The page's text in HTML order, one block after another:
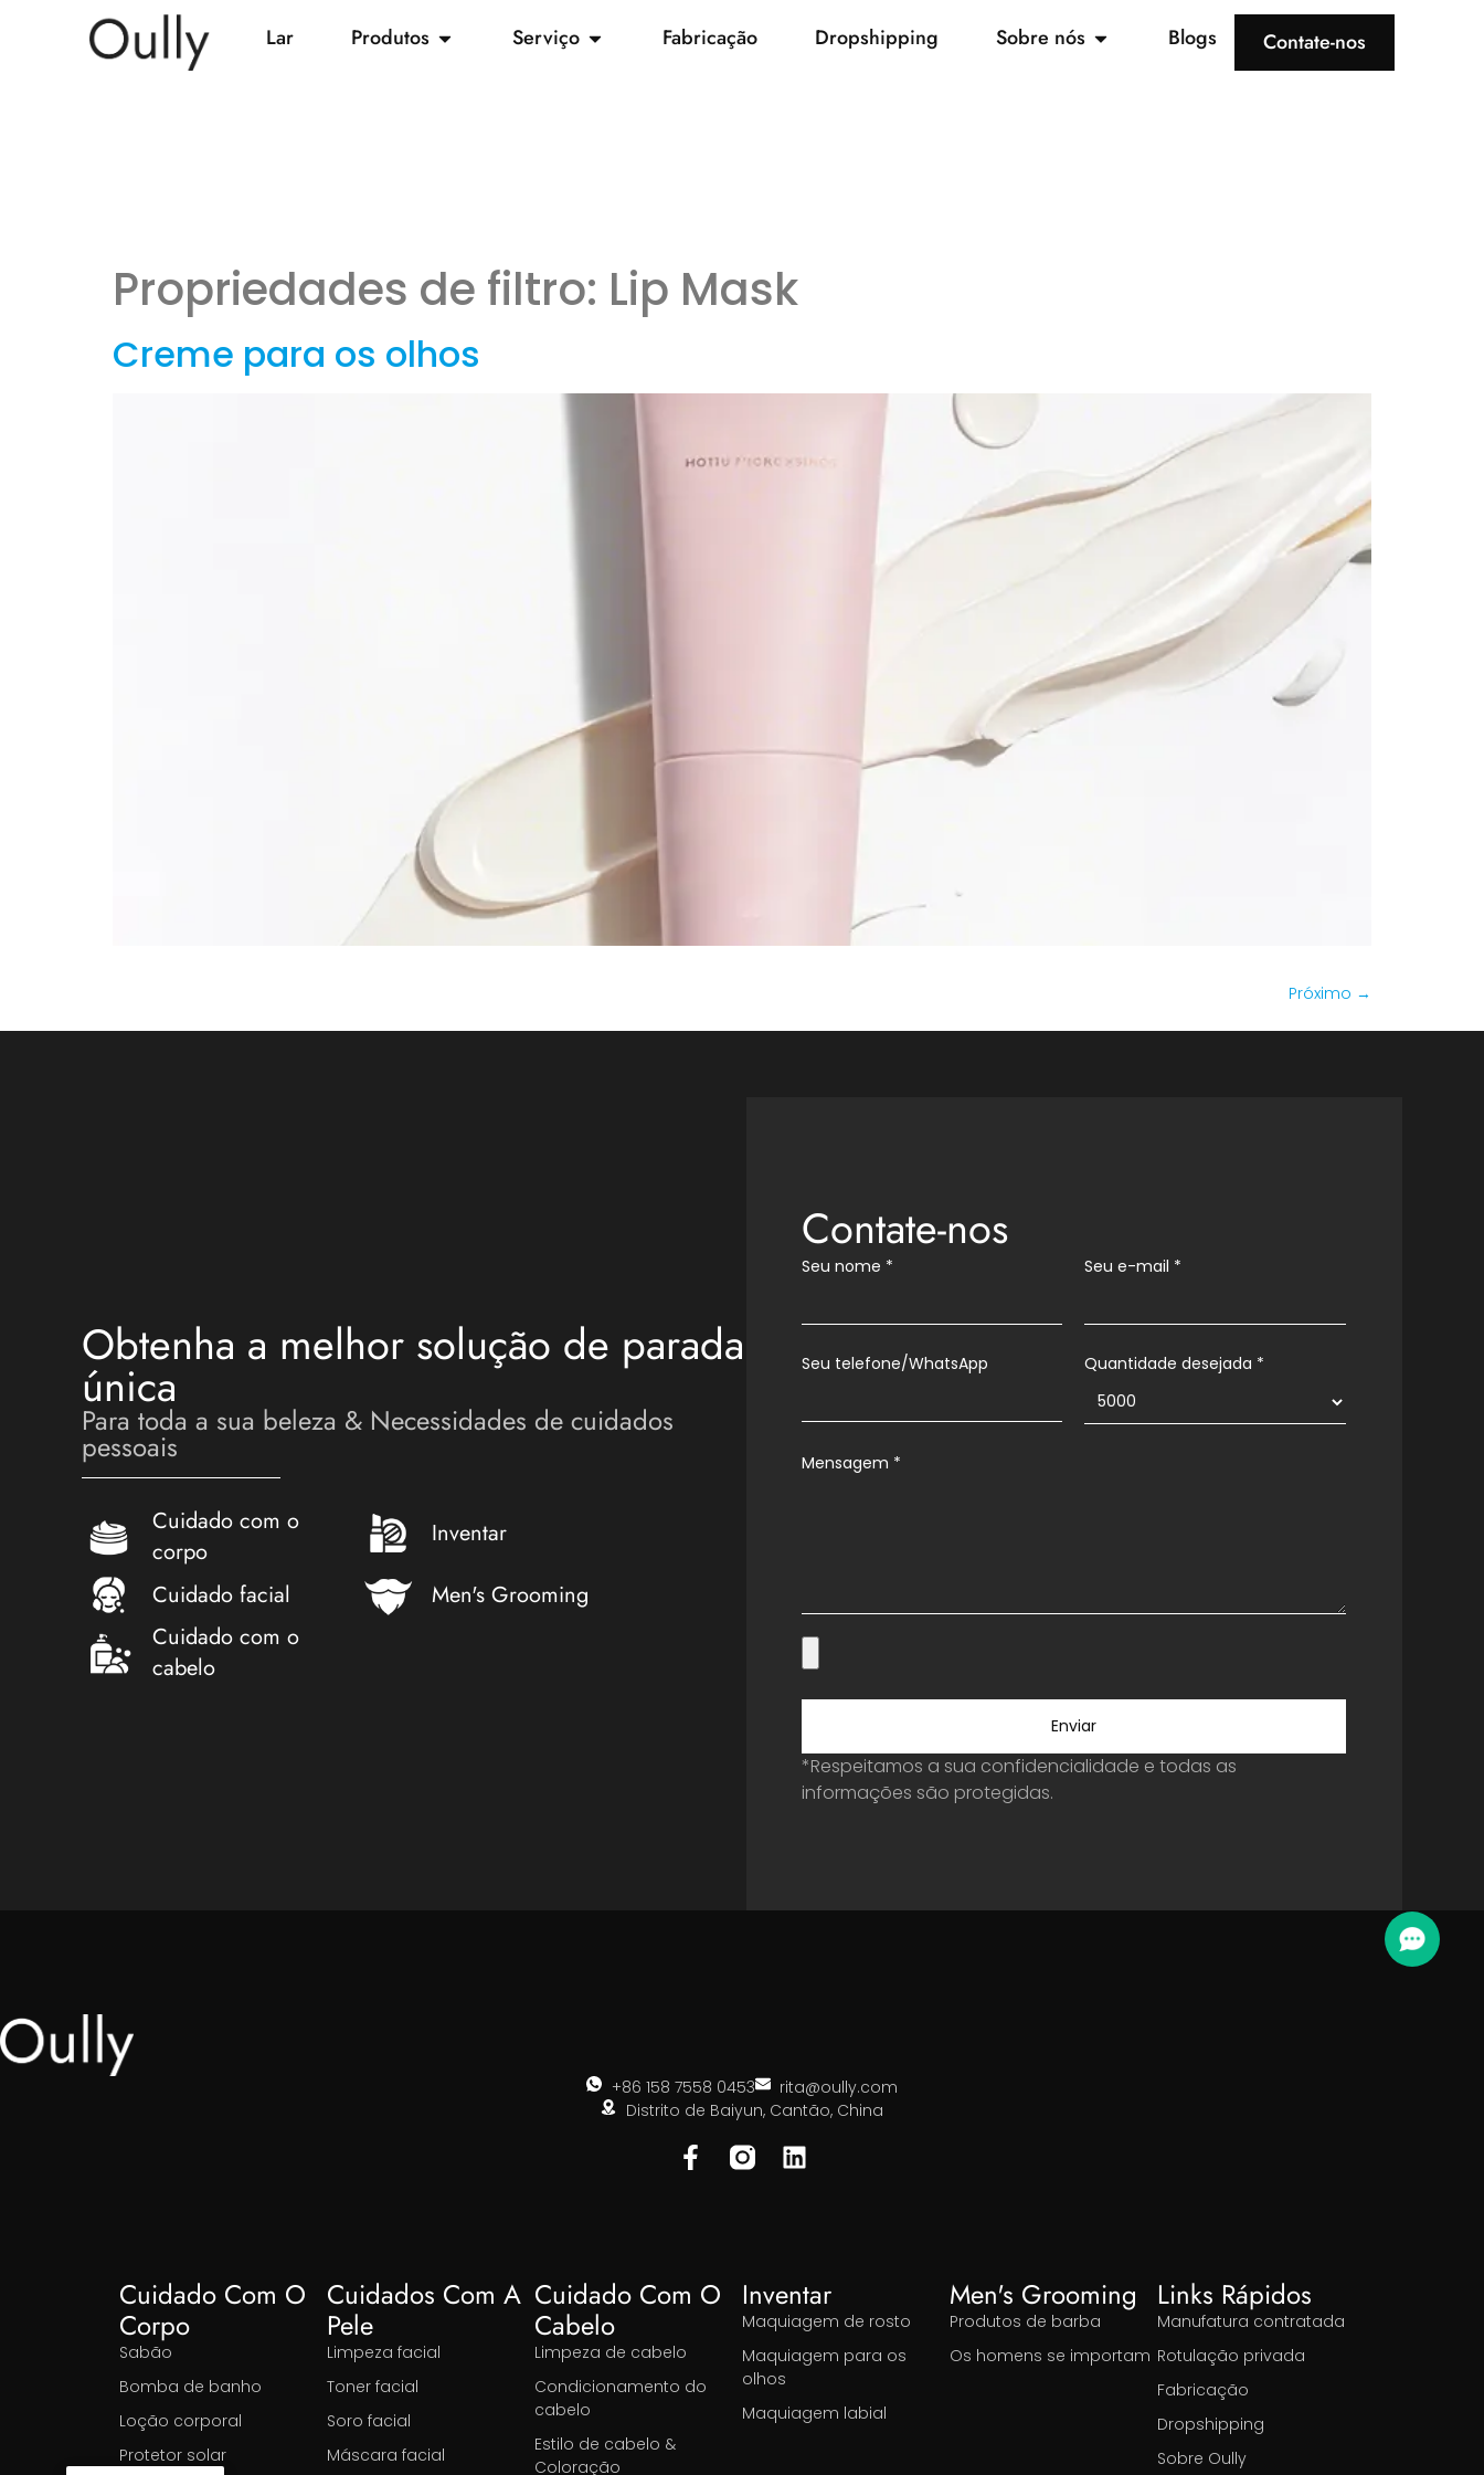
Lar Produtos Serviço Fabricação Dropshipping Sobre nós Blogs Contate-nos
Propriedades de filtro: Lip Mask
Creme para os olhos
Próximo →
Obtenha a melhor solução de parada
única
Para toda a sua beleza & Necessidades de cuidados
pessoais
Cuidado com o
corpo
Inventar
Cuidado facial
Men's Grooming
Cuidado com o
cabelo
Contate-nos
Seu nome * Seu e-mail *
Seu telefone/WhatsApp Quantidade desejada *
Mensagem *
Enviar
*Respeitamos a sua confidencialidade e todas as
informações são protegidas.
+86 158 7558 0453
rita@oully.com
Distrito de Baiyun, Cantão, China
Cuidado Com O
Corpo
Sabão
Bomba de banho
Loção corporal
Protetor solar
Cuidados Com A
Pele
Limpeza facial
Toner facial
Soro facial
Máscara facial
Cuidado Com O
Cabelo
Limpeza de cabelo
Condicionamento do
cabelo
Estilo de cabelo &
Coloração
Inventar
Maquiagem de rosto
Maquiagem para os
olhos
Maquiagem labial
Men's Grooming
Produtos de barba
Os homens se importam
Links Rápidos
Manufatura contratada
Rotulação privada
Fabricação
Dropshipping
Sobre Oully